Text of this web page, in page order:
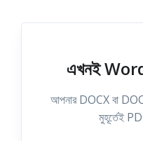
এখনই Word
আপনার DOCX বা
মুহূর্তেই